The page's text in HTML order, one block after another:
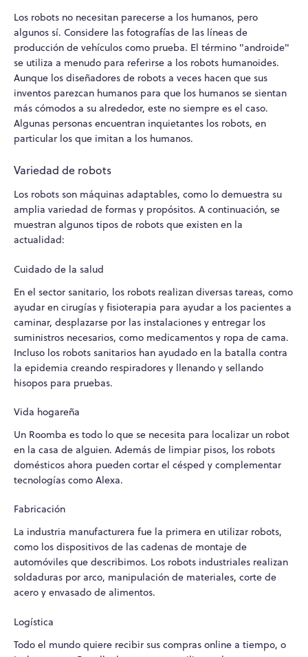
Los robots no necesitan parecerse a los humanos, pero
algunos sí. Considere las fotografías de las líneas de
producción de vehículos como prueba. El término "androide"
se utiliza a menudo para referirse a los robots humanoides.
Aunque los diseñadores de robots a veces hacen que sus
inventos parezcan humanos para que los humanos se sientan
más cómodos a su alrededor, este no siempre es el caso.
Algunas personas encuentran inquietantes los robots, en
particular los que imitan a los humanos.
Variedad de robots
Los robots son máquinas adaptables, como lo demuestra su
amplia variedad de formas y propósitos. A continuación, se
muestran algunos tipos de robots que existen en la
actualidad:
Cuidado de la salud
En el sector sanitario, los robots realizan diversas tareas, como
ayudar en cirugías y fisioterapia para ayudar a los pacientes a
caminar, desplazarse por las instalaciones y entregar los
suministros necesarios, como medicamentos y ropa de cama.
Incluso los robots sanitarios han ayudado en la batalla contra
la epidemia creando respiradores y llenando y sellando
hisopos para pruebas.
Vida hogareña
Un Roomba es todo lo que se necesita para localizar un robot
en la casa de alguien. Además de limpiar pisos, los robots
domésticos ahora pueden cortar el césped y complementar
tecnologías como Alexa.
Fabricación
La industria manufacturera fue la primera en utilizar robots,
como los dispositivos de las cadenas de montaje de
automóviles que describimos. Los robots industriales realizan
soldaduras por arco, manipulación de materiales, corte de
acero y envasado de alimentos.
Logística
Todo el mundo quiere recibir sus compras online a tiempo, o